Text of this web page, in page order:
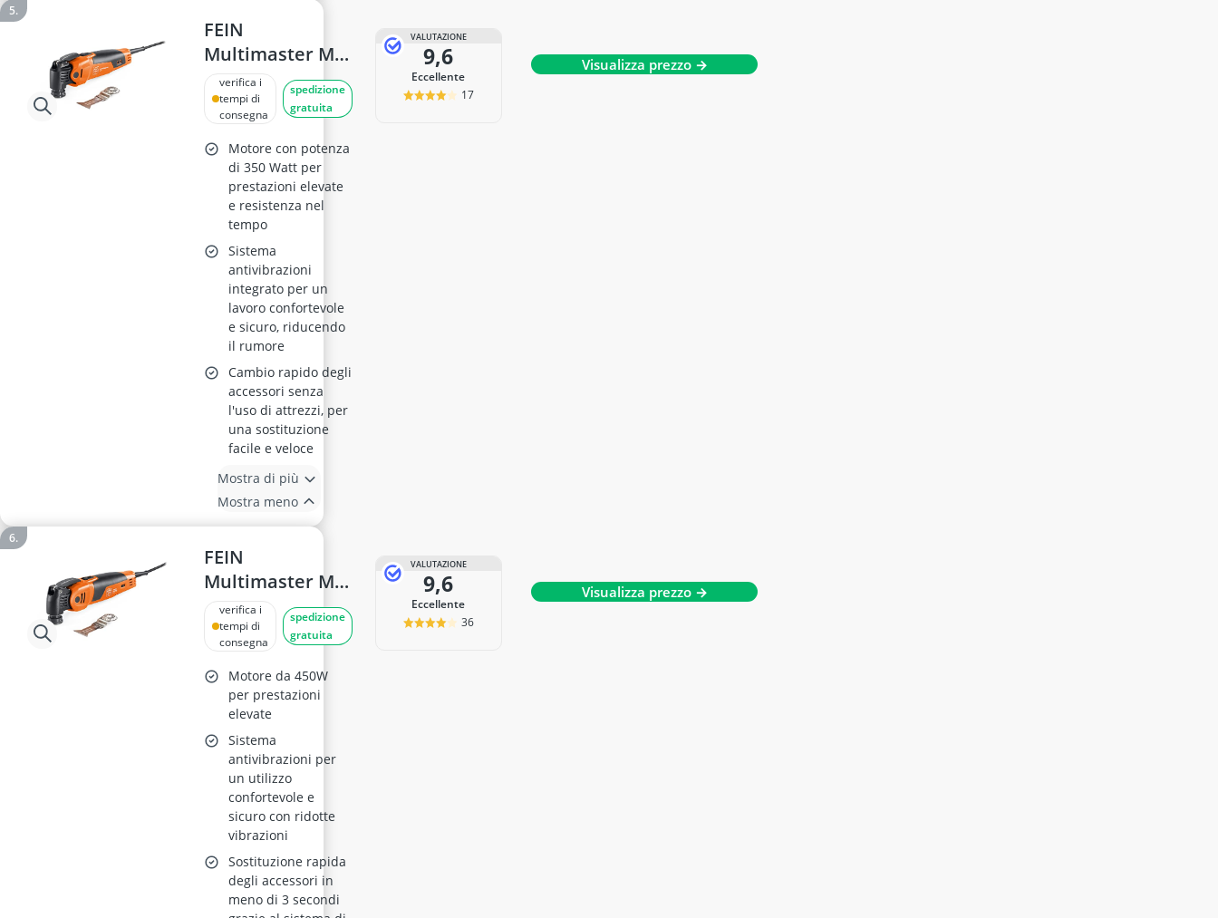
FEIN
Multimaster MM
500 Plus,
Utensile
multifunzione
350W
verifica i
tempi di
consegna
spedizione
gratuita
Motore con potenza
di 350 Watt per
prestazioni elevate
e resistenza nel
tempo
Sistema
antivibrazioni
integrato per un
lavoro confortevole
e sicuro, riducendo
il rumore
Cambio rapido degli
accessori senza
l'uso di attrezzi, per
una sostituzione
facile e veloce
Mostra di più
Mostra meno
VALUTAZIONE
9,6
Eccellente
17
Visualizza prezzo →
FEIN
Multimaster MM
700 Utensile
Multifunzione
verifica i
tempi di
consegna
spedizione
gratuita
Motore da 450W
per prestazioni
elevate
Sistema
antivibrazioni per
un utilizzo
confortevole e
sicuro con ridotte
vibrazioni
Sostituzione rapida
degli accessori in
meno di 3 secondi
VALUTAZIONE
9,6
Eccellente
36
Visualizza prezzo →